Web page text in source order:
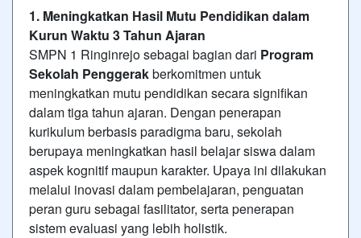
1. Meningkatkan Hasil Mutu Pendidikan dalam
Kurun Waktu 3 Tahun Ajaran
SMPN 1 Ringinrejo sebagai bagian dari Program
Sekolah Penggerakberkomitmen untuk
meningkatkan mutu pendidikan secara signifikan
dalam tiga tahun ajaran. Dengan penerapan
kurikulum berbasis paradigma baru, sekolah
berupaya meningkatkan hasil belajar siswa dalam
aspek kognitif maupun karakter. Upaya ini dilakukan
melalui inovasi dalam pembelajaran, penguatan
peran guru sebagai fasilitator, serta penerapan
sistem evaluasi yang lebih holistik.